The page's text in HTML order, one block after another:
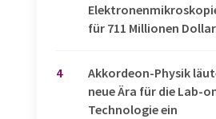
für 711 Millionen Dollar
4
Akkordeon-Physik
neue Ära für die Lab-
Technologie ein